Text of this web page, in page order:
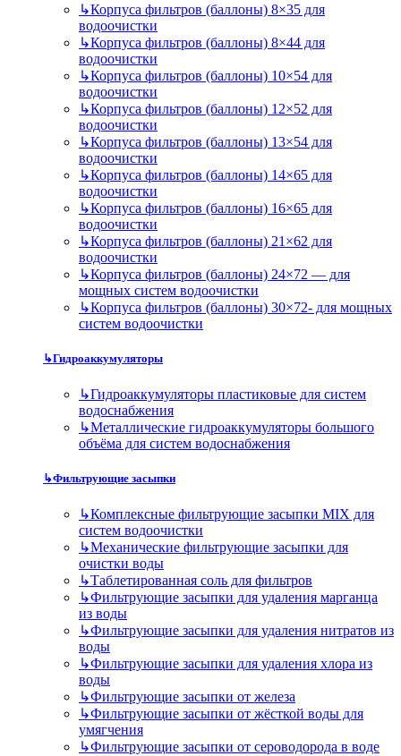
↳Корпуса фильтров (баллоны) 8×35 для
водоочистки
↳Корпуса фильтров (баллоны) 8×44 для
водоочистки
↳Корпуса фильтров (баллоны) 10×54 для
водоочистки
↳Корпуса фильтров (баллоны) 12×52 для
водоочистки
↳Корпуса фильтров (баллоны) 13×54 для
водоочистки
↳Корпуса фильтров (баллоны) 14×65 для
водоочистки
↳Корпуса фильтров (баллоны) 16×65 для
водоочистки
↳Корпуса фильтров (баллоны) 21×62 для
водоочистки
↳Корпуса фильтров (баллоны) 24×72 — для
мощных систем водоочистки
↳Корпуса фильтров (баллоны) 30×72- для мощных
систем водоочистки
↳Гидроаккумуляторы
↳Гидроаккумуляторы пластиковые для систем
водоснабжения
↳Металлические гидроаккумуляторы большого
объёма для систем водоснабжения
↳Фильтрующие засыпки
↳Комплексные фильтрующие засыпки MIX для
систем водоочистки
↳Механические фильтрующие засыпки для
очистки воды
↳Таблетированная соль для фильтров
↳Фильтрующие засыпки для удаления марганца
из воды
↳Фильтрующие засыпки для удаления нитратов из
воды
↳Фильтрующие засыпки для удаления хлора из
воды
↳Фильтрующие засыпки от железа
↳Фильтрующие засыпки от жёсткой воды для
умягчения
↳Фильтрующие засыпки от сероводорода в воде